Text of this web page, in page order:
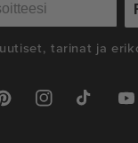
tarinat ja
InstagramTikTok